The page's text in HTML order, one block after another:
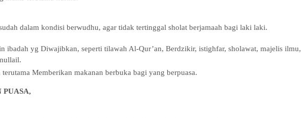
dalam kondisi berwudhu, agar tidak tertinggal sholat berjamaah bagi laki laki.
ibadah yg Diwajibkan, seperti tilawah Al-Qur’an, Berdzikir, istighfar, sholawat, majelis ilmu,
Memberikan makanan berbuka bagi yang berpuasa.